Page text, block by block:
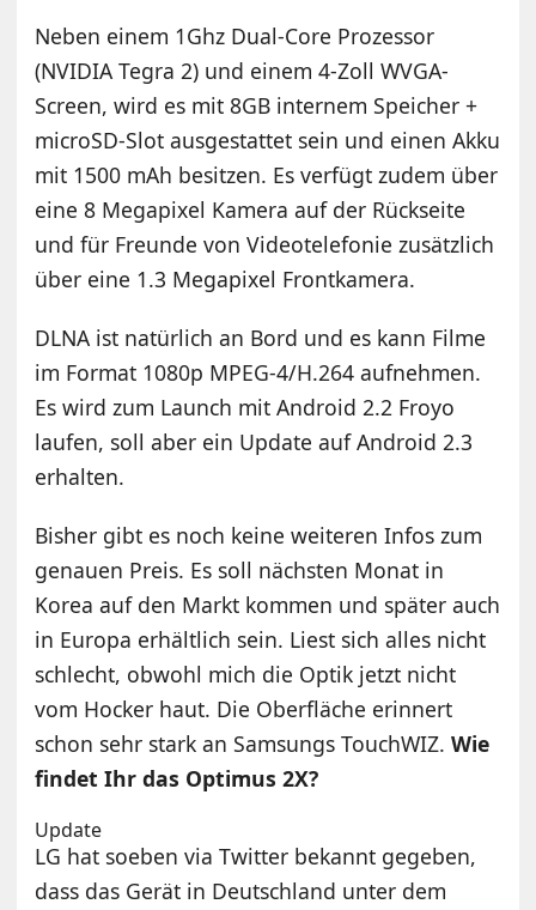
Neben einem 1Ghz Dual-Core Prozessor
(NVIDIA Tegra 2) und einem 4-Zoll WVGA-
Screen, wird es mit 8GB internem Speicher +
microSD-Slot ausgestattet sein und einen Akku
mit 1500 mAh besitzen. Es verfügt zudem über
eine 8 Megapixel Kamera auf der Rückseite
und für Freunde von Videotelefonie zusätzlich
über eine 1.3 Megapixel Frontkamera.
DLNA ist natürlich an Bord und es kann Filme
im Format 1080p MPEG-4/H.264 aufnehmen.
Es wird zum Launch mit Android 2.2 Froyo
laufen, soll aber ein Update auf Android 2.3
erhalten.
Bisher gibt es noch keine weiteren Infos zum
genauen Preis. Es soll nächsten Monat in
Korea auf den Markt kommen und später auch
in Europa erhältlich sein. Liest sich alles nicht
schlecht, obwohl mich die Optik jetzt nicht
vom Hocker haut. Die Oberfläche erinnert
schon sehr stark an Samsungs TouchWIZ.Wie
findet Ihr das Optimus 2X?
Update
LG hat soeben via Twitter bekannt gegeben,
dass das Gerät in Deutschland unter dem